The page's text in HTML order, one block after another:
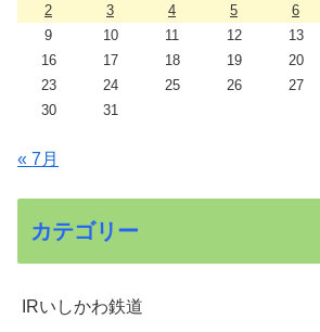
2
3 4 5 6
9
10 11 12 13
16
17 18 19 20
23
24 25 26 27
30
31
« 7月
カテゴリー
IRいしかわ鉄道